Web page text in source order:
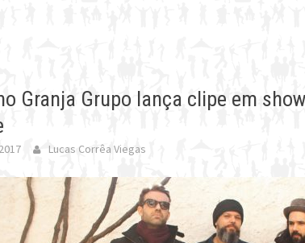
Granja Grupo lança clipe em
Lucas Corrêa Viegas